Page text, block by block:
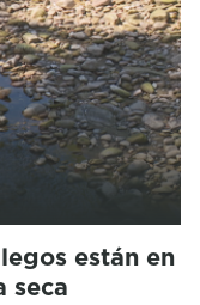
están en
seca